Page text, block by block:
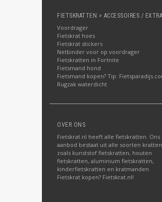
FIETSKRATTEN > ACCESSOIRES /
Voordrager
Fietskrat hoes
Fietskrat stickers
Netbinder voor op voordrager
Fietskratten in Fortnite
Fietsmand hond
Fietsmand kopen? Tip:
Rugzak waterdicht
OVER ONS
Fietskrat.nl heeft alle fietskratten. Ons
aanbod bestaat uit alle soorten kratten
zoals kunststof fietskratten, houten
fietskratten, aluminium fietskratten,
kinderfietskratten en kratmanden.
Fietskrat kopen? Fietskrat.nl!